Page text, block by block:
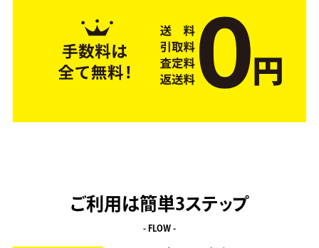
ご利用は簡単3ステップ
- FLOW -